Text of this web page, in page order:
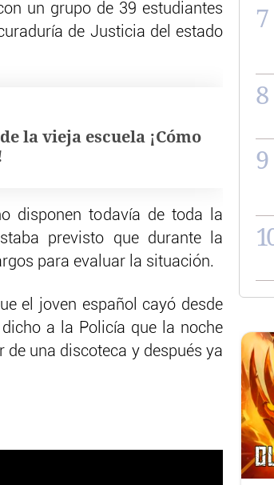
un grupo de 39 estudiantes
de Justicia del estado
la vieja escuela ¡Cómo
disponen todavía de toda la
previsto que durante la
para evaluar la situación.
el joven español cayó desde
a la Policía que la noche
de una discoteca y después ya